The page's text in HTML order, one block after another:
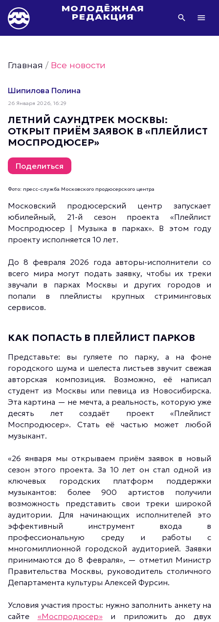
МОЛОДЁЖНАЯ
РЕДАКЦИЯ
Фото Молодёжи Москвы
Фотогалереи Молодёжи Москвы
Статьи Молодёжи Москвы
Молодёжь Москвы культурная
Молодёжь Москвы спортивная
Молодёжь Москвы в движении
Молодёжь Москвы здоровая
Молодёжь Москвы профессиональная
Молодёжь Москвы туристическая
Все новости
Главная /Все новости
Шипилова Полина
26 Января 2026, 16:29
ЛЕТНИЙ САУНДТРЕК МОСКВЫ:
ОТКРЫТ ПРИЁМ ЗАЯВОК В «ПЛЕЙЛИСТ
МОСПРОДЮСЕР»
Поделиться
Фото: пресс-служба Московского продюсерского центра
Московский продюсерский центр запускает
юбилейный, 21-й сезон проекта «Плейлист
Моспродюсер | Музыка в парках». В этом году
проекту исполняется 10 лет.
До 8 февраля 2026 года авторы-исполнители со
всего мира могут подать заявку, чтобы их треки
звучали в парках Москвы и других городов и
попали в плейлисты крупных стриминговых
сервисов.
КАК ПОПАСТЬ В ПЛЕЙЛИСТ ПАРКОВ
Представьте: вы гуляете по парку, а на фоне
городского шума и шелеста листьев звучит свежая
авторская композиция. Возможно, её написал
студент из Москвы или певица из Новосибирска.
Эта картина — не мечта, а реальность, которую уже
десять лет создаёт проект «Плейлист
Моспродюсер». Стать её частью может любой
музыкант.
«26 января мы открываем приём заявок в новый
сезон этого проекта. За 10 лет он стал одной из
ключевых городских платформ поддержки
музыкантов: более 900 артистов получили
возможность представить свои треки широкой
аудитории. Для начинающих исполнителей это
эффективный инструмент входа в
профессиональную среду и работы с
многомиллионной городской аудиторией. Заявки
принимаются до 8 февраля», — отметил Министр
Правительства Москвы, руководитель столичного
Департамента культуры Алексей Фурсин.
Условия участия просты: нужно заполнить анкету на
сайте «Моспродюсер»и приложить до двух